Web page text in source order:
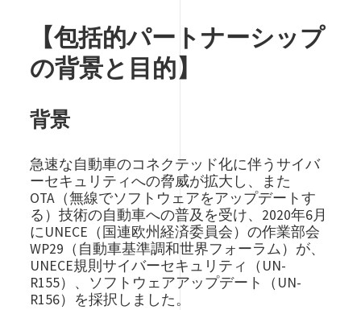
【包括的パートナーシップ
の背景と目的】
背景
急速な自動車のコネクテッド化に伴うサイバ
ーセキュリティへの脅威が拡大し、また
OTA（無線でソフトウェアをアップデートす
る）技術の自動車への普及を受け、2020年6月
にUNECE（国連欧州経済委員会）の作業部会
WP29（自動車基準調和世界フォーラム）が、
UNECE規則サイバーセキュリティ（UN-
R155）、ソフトウェアアップデート（UN-
R156）を採択しました。